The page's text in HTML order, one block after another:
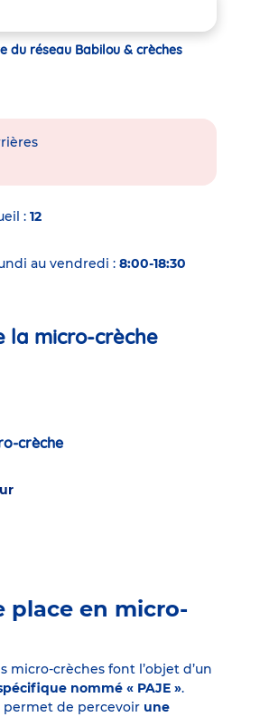
du réseau Babilou & crèches
12
au vendredi : 8:00-18:30
la micro-crèche
crèche
place en micro-
micro-crèches font l’objet d’un
nommé « PAJE ».
de percevoir une